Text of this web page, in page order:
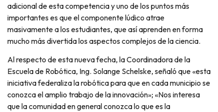
adicional de esta competencia y uno de los puntos más
importantes es que el componente lúdico atrae
masivamente a los estudiantes, que así aprenden en forma
mucho más divertida los aspectos complejos de la ciencia.
Al respecto de esta nueva fecha, la Coordinadora de la
Escuela de Robótica, Ing. Solange Schelske, señaló que «esta
iniciativa federaliza la robótica para que en cada municipio se
conozca el amplio trabajo de la innovación»; «Nos interesa
que la comunidad en general conozca lo que es la